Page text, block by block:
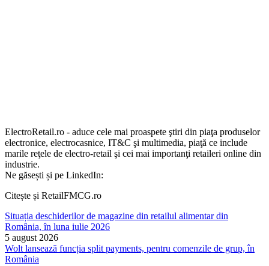
ElectroRetail.ro - aduce cele mai proaspete ştiri din piaţa produselor
electronice, electrocasnice, IT&C şi multimedia, piaţă ce include
marile reţele de electro-retail şi cei mai importanţi retaileri online din
industrie.
Ne găsești și pe LinkedIn:
Citește și RetailFMCG.ro
Situația deschiderilor de magazine din retailul alimentar din
România, în luna iulie 2026
5 august 2026
Wolt lansează funcția split payments, pentru comenzile de grup, în
România